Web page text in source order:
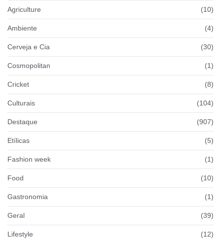
Agriculture (10)
Ambiente (4)
Cerveja e Cia (30)
Cosmopolitan (1)
Cricket (8)
Culturais (104)
Destaque (907)
Etílicas (5)
Fashion week (1)
Food (10)
Gastronomia (1)
Geral (39)
Lifestyle (12)